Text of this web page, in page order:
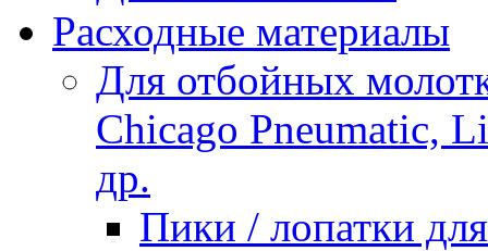
Расходные материалы
Для отбойных
Chicago Pneumatic,
др.
Пики / лопатки